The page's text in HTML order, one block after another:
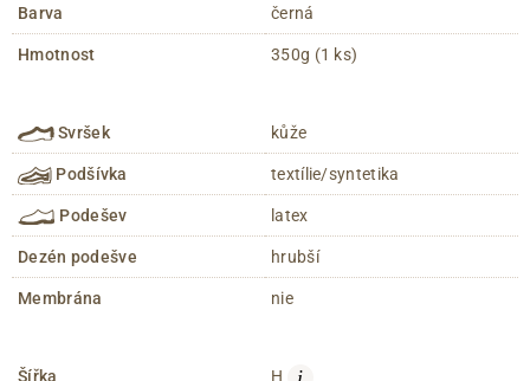
Barva černá
Hmotnost 350g (1 ks)
Svršek kůže
Podšívka textílie/syntetika
Podešev latex
Dezén podešve hrubší
Membrána nie
Šířka H